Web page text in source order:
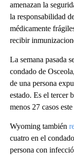
amenazan la
la responsabilidad
médicamente
recibir
La semana pasada
condado de
de una persona
estado. Es el tercer
menos 27 casos
Wyoming también
cuatro en el
persona con